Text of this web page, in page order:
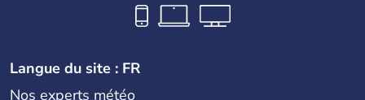
Langue du site : FR
Nos experts météo